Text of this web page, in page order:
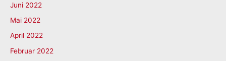
Juni 2022
Mai 2022
April 2022
Februar 2022